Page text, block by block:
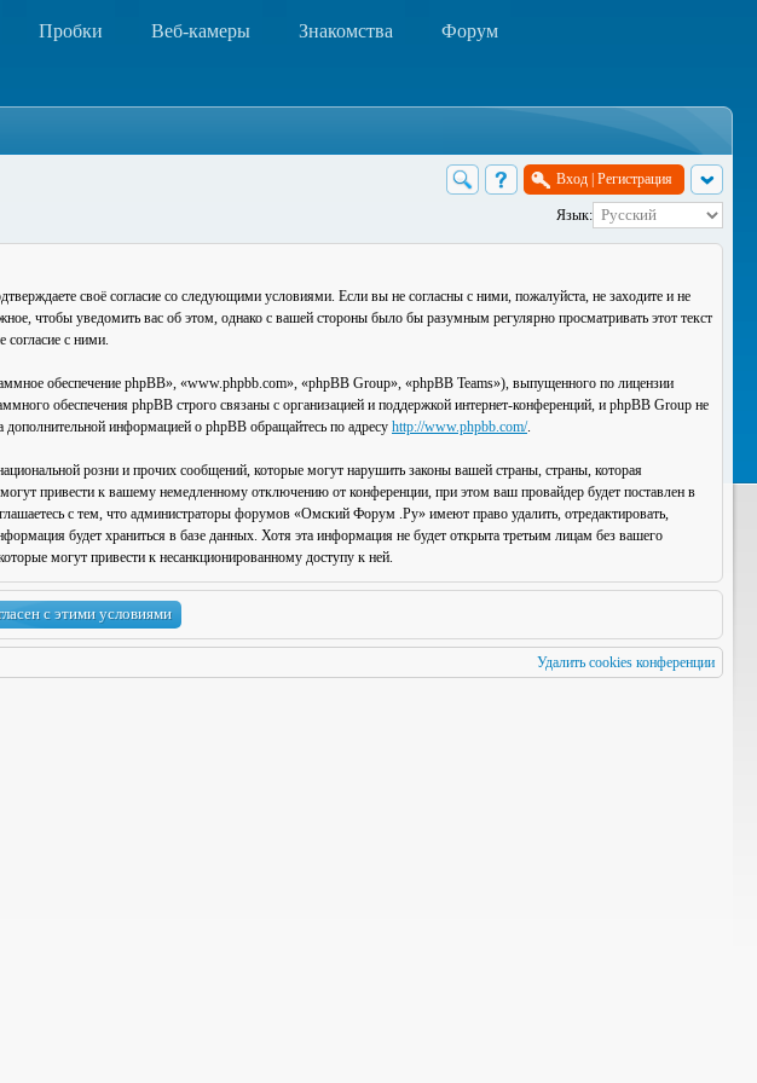
Пробки Веб-камеры Знакомства Форум
Вход Регистрация
Язык:
своё согласие со следующими условиями. Если вы не согласны с ними, пожалуйста, не заходите и не
чтобы уведомить вас об этом, однако с вашей стороны было бы разумным регулярно просматривать этот текст
согласие с ними.
обеспечение phpBB», «www.phpbb.com», «phpBB Group», «phpBB Teams»), выпущенного по лицензии
обеспечения phpBB строго связаны с организацией и поддержкой интернет-конференций, и phpBB Group не
дополнительной информацией о phpBB обращайтесь по адресу http://www.phpbb.com/.
розни и прочих сообщений, которые могут нарушить законы вашей страны, страны, которая
привести к вашему немедленному отключению от конференции, при этом ваш провайдер будет поставлен в
с тем, что администраторы форумов «Омский Форум .Ру» имеют право удалить, отредактировать,
будет храниться в базе данных. Хотя эта информация не будет открыта третьим лицам без вашего
могут привести к несанкционированному доступу к ней.
Удалить cookies конференции